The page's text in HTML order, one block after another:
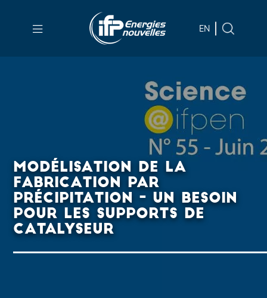
contenu
search
EN
MODÉLISATION DE LA
FABRICATION PAR
PRÉCIPITATION - UN BESOIN
POUR LES SUPPORTS DE
CATALYSEUR